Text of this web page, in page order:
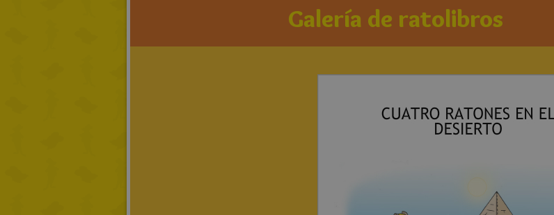
Galería de ratolibros